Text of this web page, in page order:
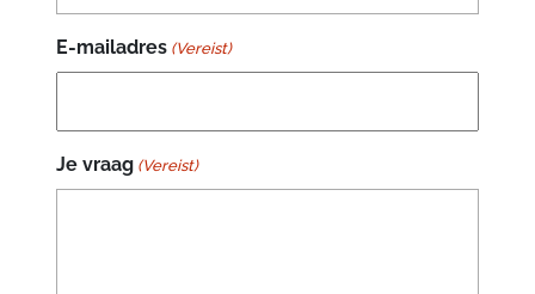
E-mailadres (Vereist)
Je vraag (Vereist)